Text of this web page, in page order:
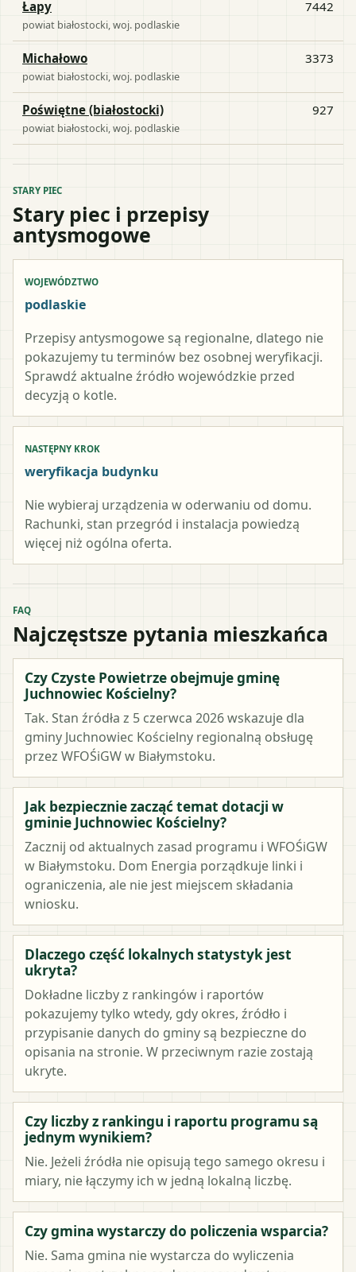
Łapy
powiat białostocki , woj. podlaskie
7442
Michałowo
powiat białostocki , woj. podlaskie
3373
Poświętne (białostocki)
powiat białostocki , woj. podlaskie
927
STARY PIEC
Stary piec i przepisy
antysmogowe
WOJEWÓDZTWO
podlaskie
Przepisy antysmogowe są regionalne, dlatego nie
pokazujemy tu terminów bez osobnej weryfikacji.
Sprawdź aktualne źródło wojewódzkie przed
decyzją o kotle.
NASTĘPNY KROK
weryfikacja budynku
Nie wybieraj urządzenia w oderwaniu od domu.
Rachunki, stan przegród i instalacja powiedzą
więcej niż ogólna oferta.
FAQ
Najczęstsze pytania mieszkańca
Czy Czyste Powietrze obejmuje gminę
Juchnowiec Kościelny?
Tak. Stan źródła z 5 czerwca 2026 wskazuje dla
gminy Juchnowiec Kościelny regionalną obsługę
przez WFOŚiGW w Białymstoku.
Jak bezpiecznie zacząć temat dotacji w
gminie Juchnowiec Kościelny?
Zacznij od aktualnych zasad programu i WFOŚiGW
w Białymstoku. Dom Energia porządkuje linki i
ograniczenia, ale nie jest miejscem składania
wniosku.
Dlaczego część lokalnych statystyk jest
ukryta?
Dokładne liczby z rankingów i raportów
pokazujemy tylko wtedy, gdy okres, źródło i
przypisanie danych do gminy są bezpieczne do
opisania na stronie. W przeciwnym razie zostają
ukryte.
Czy liczby z rankingu i raportu programu są
jednym wynikiem?
Nie. Jeżeli źródła nie opisują tego samego okresu i
miary, nie łączymy ich w jedną lokalną liczbę.
Czy gmina wystarczy do policzenia wsparcia?
Nie. Sama gmina nie wystarcza do wyliczenia